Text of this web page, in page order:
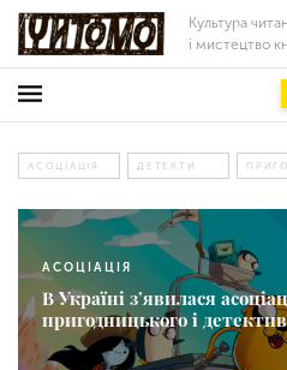
Культура
і мистецтво
АСОЦІАЦІЯ ДЕТЕКТИ
АСОЦІАЦІЯ
В Україні з’явилася
пригодницького і